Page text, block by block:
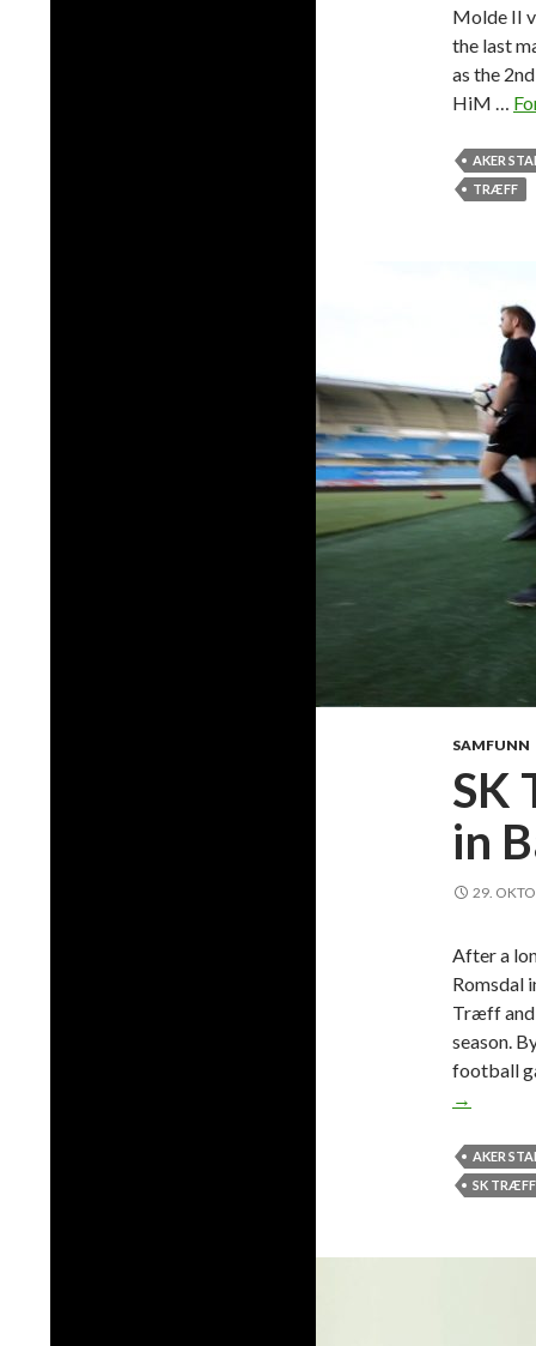
Molde II
the last
as the
HiM …
AKER
TRÆFF
SAMFUNN
SK
in
29.
After a
Romsdal
Træff and
season.
football
→
AKER
SK TRÆFF